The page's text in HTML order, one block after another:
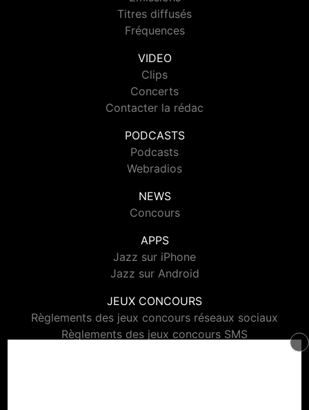
Titres diffusés
Fréquences
VIDEO
Clips
Concerts
Contacter la rédac
PODCASTS
Podcasts
Webradios
NEWS
Concours
APPS
Jazz sur iPhone
Jazz sur Android
JEUX CONCOURS
Règlements des jeux concours réseaux sociaux
Règlements des jeux concours SMS